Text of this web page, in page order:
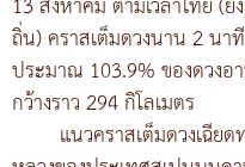
ถิ่น) คราสเต็มดวงนาน 2 น
ประมาณ 103.9% ของดวงอ
กว้างราว 294 กิโลเมตร
แนวคราสเต็มดวงเฉีย